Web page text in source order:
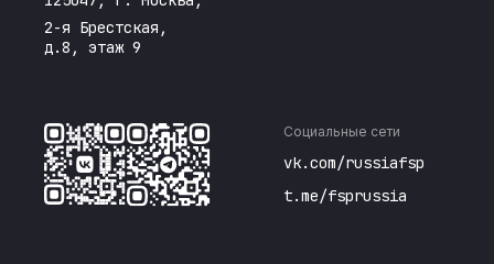
2-я Брестская,
д.8, этаж 9
Социальные сети
vk.com/russiafsp
t.me/fsprussia